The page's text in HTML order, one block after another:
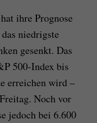
ihre Prognose
niedrigste
gesenkt. Das
500-Index bis
erreichen wird –
Noch vor
jedoch bei 6.600